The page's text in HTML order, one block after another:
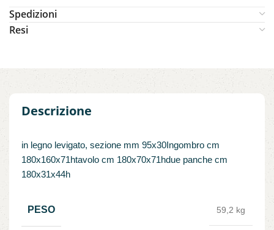
Spedizioni
Resi
Descrizione
in legno levigato, sezione mm 95x30Ingombro cm
180x160x71htavolo cm 180x70x71hdue panche cm
180x31x44h
PESO 59,2 kg